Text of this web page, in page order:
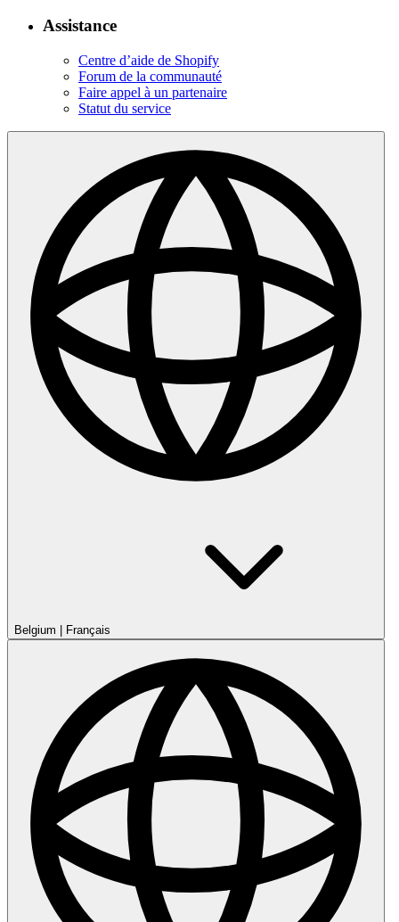
Assistance
Centre d’aide de Shopify
Forum de la communauté
Faire appel à un partenaire
Statut du service
Belgium Français